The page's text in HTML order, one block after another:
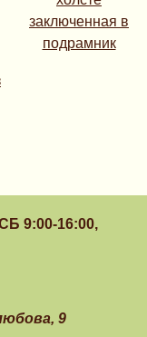
9:00-16:00,
9